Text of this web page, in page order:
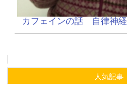
カフェインの話 自律神経
人気記事